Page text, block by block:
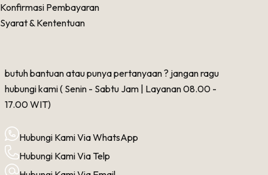
Konfirmasi Pembayaran
Syarat & Kententuan
butuh bantuan atau punya pertanyaan ? jangan ragu
hubungi kami ( Senin - Sabtu Jam | Layanan 08.00 -
17.00 WIT)
Hubungi Kami Via WhatsApp
Hubungi Kami Via Telp